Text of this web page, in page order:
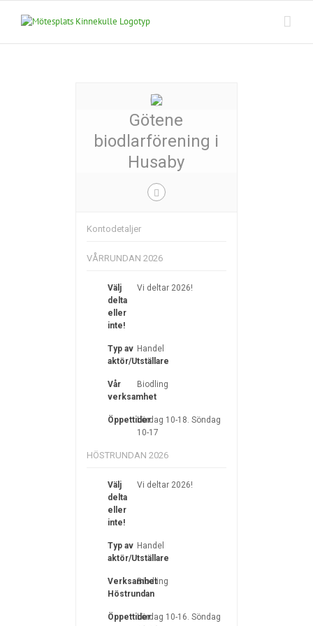
Götene
biodlarförening i
Husaby
Kontodetaljer
VÅRRUNDAN 2026
Välj
delta
eller
inte!
Vi deltar 2026!
Typ av
aktör/Utställare
Handel
Vår
verksamhet
Biodling
ÖppettiderLördag 10-18. Söndag
10-17
HÖSTRUNDAN 2026
Välj
delta
eller
inte!
Vi deltar 2026!
Typ av
aktör/Utställare
Handel
Verksamhet
Höstrundan
Biodling
ÖppettiderLördag 10-16. Söndag